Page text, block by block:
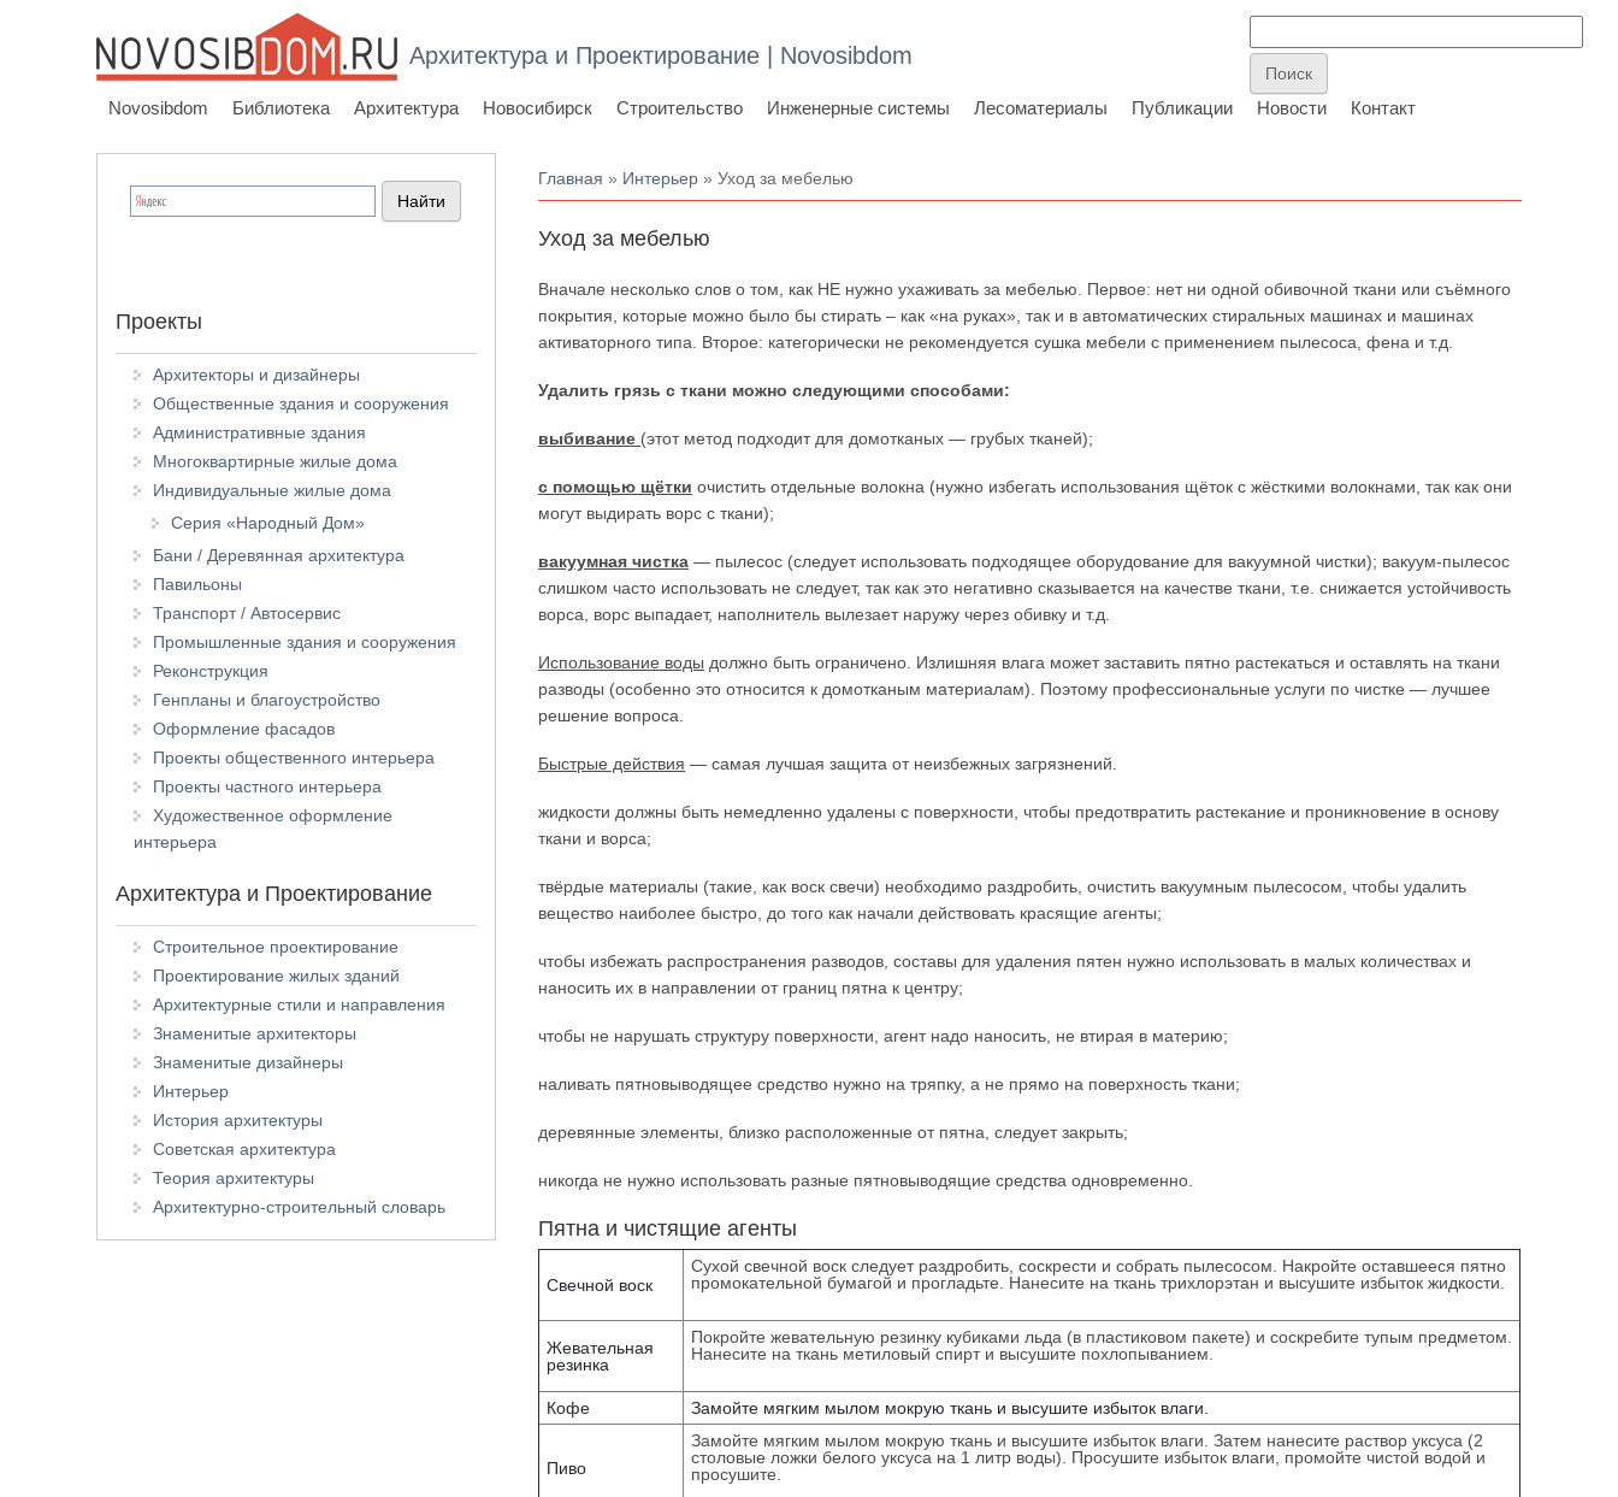
Архитектура и Проектирование | Novosibdom
Novosibdom Библиотека Архитектура Новосибирск Строительство Инженерные системы Лесоматериалы Публикации Новости Контакт
Вы здесь
Главная » Интерьер » Уход за мебелью
Уход за мебелью
Вначале несколько слов о том, как НЕ нужно ухаживать за мебелью. Первое: нет ни одной обивочной ткани или съёмного
покрытия, которые можно было бы стирать – как «на руках», так и в автоматических стиральных машинах и машинах
активаторного типа. Второе: категорически не рекомендуется сушка мебели с применением пылесоса, фена и т.д.
Удалить грязь с ткани можно следующими способами:
выбивание (этот метод подходит для домотканых — грубых тканей);
с помощью щётки очистить отдельные волокна (нужно избегать использования щёток с жёсткими волокнами, так как они
могут выдирать ворс с ткани);
вакуумная чистка — пылесос (следует использовать подходящее оборудование для вакуумной чистки); вакуум-пылесос
слишком часто использовать не следует, так как это негативно сказывается на качестве ткани, т.е. снижается устойчивость
ворса, ворс выпадает, наполнитель вылезает наружу через обивку и т.д.
Использование воды должно быть ограничено. Излишняя влага может заставить пятно растекаться и оставлять на ткани
разводы (особенно это относится к домотканым материалам). Поэтому профессиональные услуги по чистке — лучшее
решение вопроса.
Быстрые действия — самая лучшая защита от неизбежных загрязнений.
жидкости должны быть немедленно удалены с поверхности, чтобы предотвратить растекание и проникновение в основу
ткани и ворса;
твёрдые материалы (такие, как воск свечи) необходимо раздробить, очистить вакуумным пылесосом, чтобы удалить
вещество наиболее быстро, до того как начали действовать красящие агенты;
чтобы избежать распространения разводов, составы для удаления пятен нужно использовать в малых количествах и
наносить их в направлении от границ пятна к центру;
чтобы не нарушать структуру поверхности, агент надо наносить, не втирая в материю;
наливать пятновыводящее средство нужно на тряпку, а не прямо на поверхность ткани;
деревянные элементы, близко расположенные от пятна, следует закрыть;
никогда не нужно использовать разные пятновыводящие средства одновременно.
Пятна и чистящие агенты
Свечной воск
Сухой свечной воск следует раздробить, соскрести и собрать пылесосом. Накройте оставшееся пятно
промокательной бумагой и прогладьте. Нанесите на ткань трихлорэтан и высушите избыток жидкости.
Жевательная
резинка
Покройте жевательную резинку кубиками льда (в пластиковом пакете) и соскребите тупым предметом.
Нанесите на ткань метиловый спирт и высушите похлопыванием.
Кофе Замойте мягким мылом мокрую ткань и высушите избыток влаги.
Пиво
Замойте мягким мылом мокрую ткань и высушите избыток влаги. Затем нанесите раствор уксуса (2
столовые ложки белого уксуса на 1 литр воды). Просушите избыток влаги, промойте чистой водой и
просушите.
Проекты
Архитекторы и дизайнеры
Общественные здания и сооружения
Административные здания
Многоквартирные жилые дома
Индивидуальные жилые дома
Серия «Народный Дом»
Бани / Деревянная архитектура
Павильоны
Транспорт / Автосервис
Промышленные здания и сооружения
Реконструкция
Генпланы и благоустройство
Оформление фасадов
Проекты общественного интерьера
Проекты частного интерьера
Художественное оформление
интерьера
Архитектура и Проектирование
Строительное проектирование
Проектирование жилых зданий
Архитектурные стили и направления
Знаменитые архитекторы
Знаменитые дизайнеры
Интерьер
История архитектуры
Советская архитектура
Теория архитектуры
Архитектурно-строительный словарь